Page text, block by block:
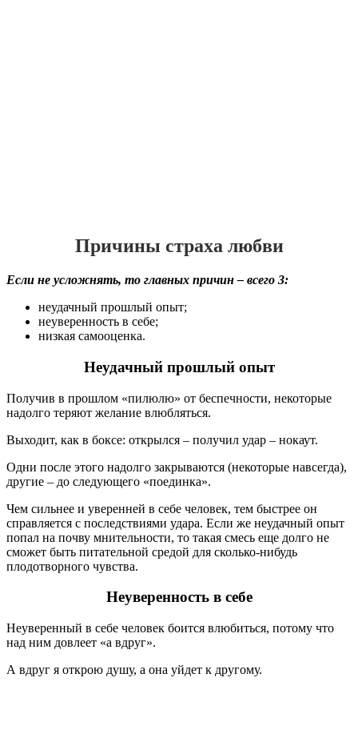
Причины страха любви
Если не усложнять, то главных причин – всего 3:
неудачный прошлый опыт;
неуверенность в себе;
низкая самооценка.
Неудачный прошлый опыт
Получив в прошлом «пилюлю» от беспечности, некоторые
надолго теряют желание влюбляться.
Выходит, как в боксе: открылся – получил удар – нокаут.
Одни после этого надолго закрываются (некоторые навсегда),
другие – до следующего «поединка».
Чем сильнее и уверенней в себе человек, тем быстрее он
справляется с последствиями удара. Если же неудачный опыт
попал на почву мнительности, то такая смесь еще долго не
сможет быть питательной средой для сколько-нибудь
плодотворного чувства.
Неуверенность в себе
Неуверенный в себе человек боится влюбиться, потому что
над ним довлеет «а вдруг».
А вдруг я открою душу, а она уйдет к другому.